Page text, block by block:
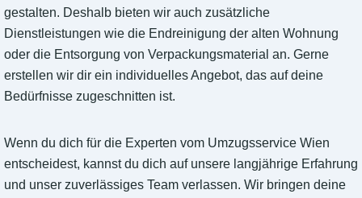
gestalten. Deshalb bieten wir auch zusätzliche
Dienstleistungen wie die Endreinigung der alten Wohnung
oder die Entsorgung von Verpackungsmaterial an. Gerne
erstellen wir dir ein individuelles Angebot, das auf deine
Bedürfnisse zugeschnitten ist.
Wenn du dich für die Experten vom Umzugsservice Wien
entscheidest, kannst du dich auf unsere langjährige Erfahrung
und unser zuverlässiges Team verlassen. Wir bringen deine